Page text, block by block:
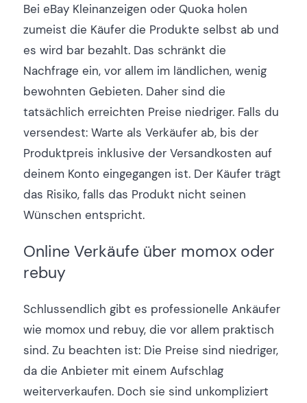
Bei eBay Kleinanzeigen oder Quoka holen
zumeist die Käufer die Produkte selbst ab und
es wird bar bezahlt. Das schränkt die
Nachfrage ein, vor allem im ländlichen, wenig
bewohnten Gebieten. Daher sind die
tatsächlich erreichten Preise niedriger. Falls du
versendest: Warte als Verkäufer ab, bis der
Produktpreis inklusive der Versandkosten auf
deinem Konto eingegangen ist. Der Käufer trägt
das Risiko, falls das Produkt nicht seinen
Wünschen entspricht.
Online Verkäufe über momox oder
rebuy
Schlussendlich gibt es professionelle Ankäufer
wie momox und rebuy, die vor allem praktisch
sind. Zu beachten ist: Die Preise sind niedriger,
da die Anbieter mit einem Aufschlag
weiterverkaufen. Doch sie sind unkompliziert